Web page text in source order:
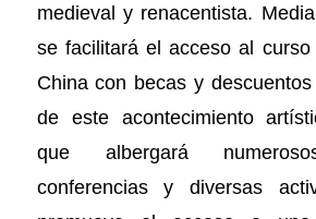
medieval y renacentista.
se facilitará el acceso al
China con becas y
de este acontecimiento
que albergará
conferencias y diversas